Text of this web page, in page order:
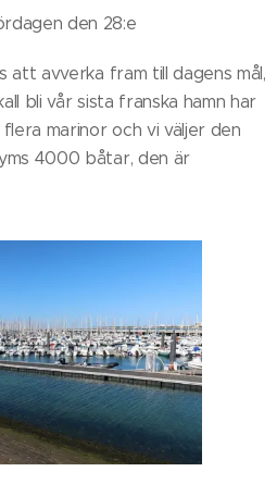
den 28:e
att avverka fram till dagens mål,
bli vår sista franska hamn har
marinor och vi väljer den
4000 båtar, den är